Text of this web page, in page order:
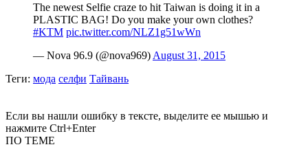
The newest Selfie craze to hit Taiwan is doing it in a
PLASTIC BAG! Do you make your own clothes?
#KTM pic.twitter.com/NLZ1g51wWn
— Nova 96.9 (@nova969) August 31, 2015
Теги: мода селфи Тайвань
Если вы нашли ошибку в тексте, выделите ее мышью и
нажмите Ctrl+Enter
ПО ТЕМЕ